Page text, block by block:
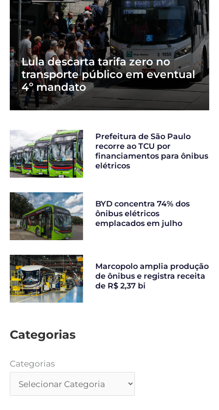
Lula descarta tarifa zero no
transporte público em eventual
4º mandato
Prefeitura de São Paulo
recorre ao TCU por
financiamentos para ônibus
elétricos
BYD concentra 74% dos
ônibus elétricos
emplacados em julho
Marcopolo amplia produção
de ônibus e registra receita
de R$ 2,37 bi
Categorias
Categorias